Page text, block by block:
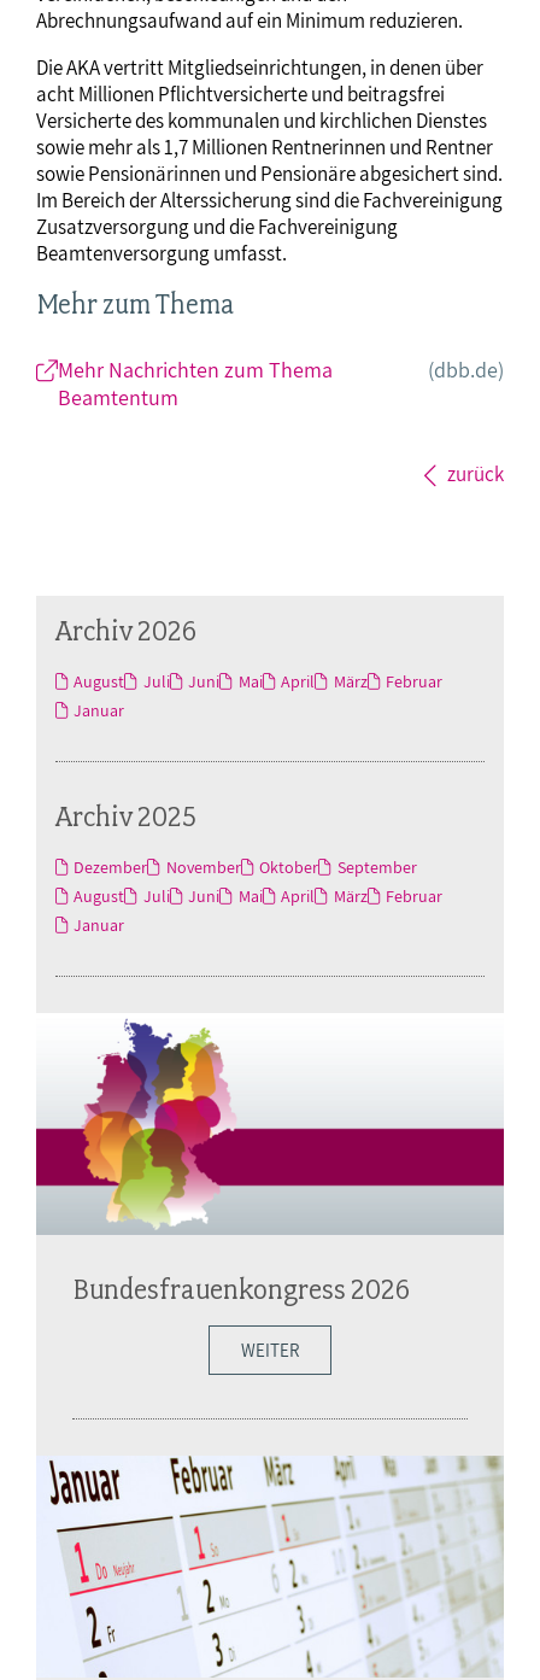
Abrechnungsaufwand auf ein Minimum reduzieren.
Die AKA vertritt Mitgliedseinrichtungen, in denen über
acht Millionen Pflichtversicherte und beitragsfrei
Versicherte des kommunalen und kirchlichen Dienstes
sowie mehr als 1,7 Millionen Rentnerinnen und Rentner
sowie Pensionärinnen und Pensionäre abgesichert sind.
Im Bereich der Alterssicherung sind die Fachvereinigung
Zusatzversorgung und die Fachvereinigung
Beamtenversorgung umfasst.
Mehr zum Thema
Mehr Nachrichten zum Thema
Beamtentum
(dbb.de)
zurück
Archiv 2026
August Juli Juni Mai April März
Februar
Januar
Archiv 2025
Dezember November Oktober
September
August
Juli Juni Mai April März
Februar
Januar
Bundesfrauenkongress 2026
WEITER